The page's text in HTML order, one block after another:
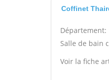
Coffinet
Département:
Salle de bain
Voir la fiche